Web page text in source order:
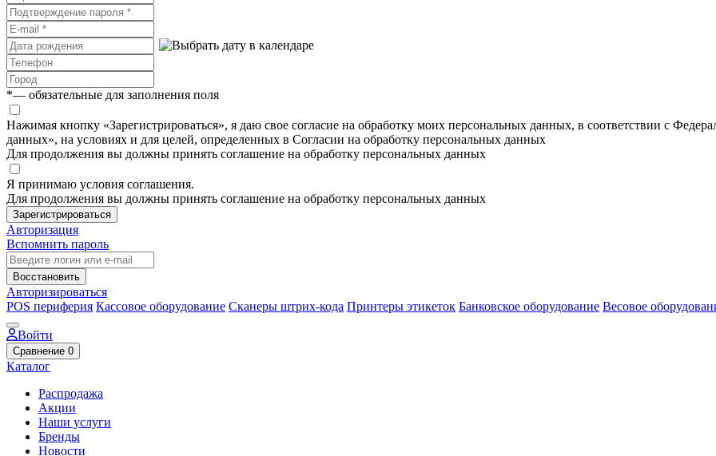
*— обязательные для заполнения поля
Нажимая кнопку «Зарегистрироваться», я даю свое согласие на обработку моих персональных данных, в соответствии с
данных», на условиях и для целей, определенных в Согласии на обработку персональных данных
Для продолжения вы должны принять соглашение на обработку персональных данных
Я принимаю условия соглашения.
Для продолжения вы должны принять соглашение на обработку персональных данных
Зарегистрироваться
Авторизация
Вспомнить пароль
Восстановить
Авторизироваться
POS периферия Кассовое оборудование Сканеры штрих-кода Принтеры этикеток Банковское оборудование Весовое
Войти
Сравнение 0
Каталог
Распродажа
Акции
Наши услуги
Бренды
Новости